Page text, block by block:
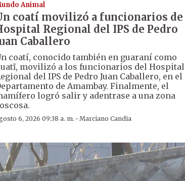
Animal
coatí movilizó a funcionarios de
Regional del IPS de Pedro
Caballero
coatí, conocido también en guaraní como
movilizó a los funcionarios del Hospital
del IPS de Pedro Juan Caballero, en el
de Amambay. Finalmente, el
logró salir y adentrase a una zona
6, 2026 09:38 a. m. ·Marciano Candia